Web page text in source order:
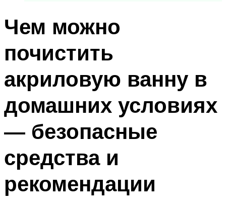
Чем можно
почистить
акриловую ванну в
домашних условиях
— безопасные
средства и
рекомендации